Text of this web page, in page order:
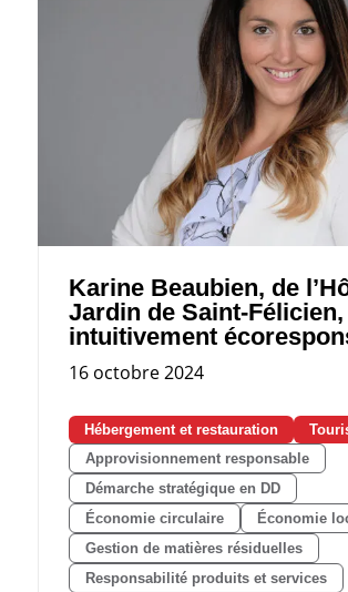
Karine Beaubien, de
Jardin de Saint-Félicien,
intuitivement
16 octobre 2024
Hébergement et restauration
Approvisionnement responsable
Démarche stratégique en DD
Économie circulaire
Économie
Gestion de matières résiduelles
Responsabilité produits et services